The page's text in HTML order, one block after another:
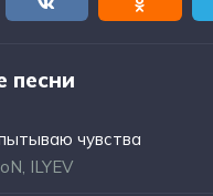
песни
чувства
ILYEV